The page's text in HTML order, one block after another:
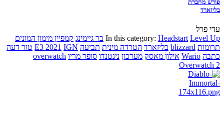
פורש מחברת
בליזארד
עדי פרל
In this category: Headstart Level Up בר גיימינג קמפיין מימון המונים
תרומות blizzard בליזארד הטרדה מינית תביעה E3 2021 IGN
טור דעה
כתבה Wario אילון מאסק מערכון נינטנדו סופר מריו overwatch
Overwatch 2